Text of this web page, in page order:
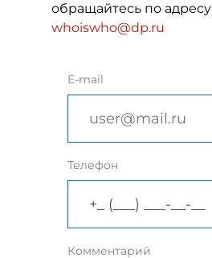
обращайтесь по адресу
whoiswho@dp.ru
E-mail
Телефон
Комментарий